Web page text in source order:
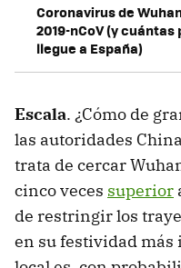
Coronavirus de
2019-nCoV (y
llegue a España)
Escala. ¿Cómo de
las autoridades
trata de cercar
cinco veces superior
de restringir los
en su festividad más